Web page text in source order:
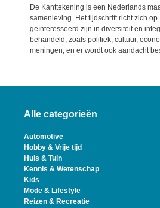
De Kanttekening is een Nederlands
samenleving. Het tijdschrift richt zich
geïnteresseerd zijn in diversiteit en
behandeld, zoals politiek, cultuur,
meningen, en er wordt ook aandacht
Alle categorieën
Automotive
Hobby & Vrije tijd
Huis & Tuin
Kennis & Wetenschap
Kids
Mode & Lifestyle
Reizen & Recreatie